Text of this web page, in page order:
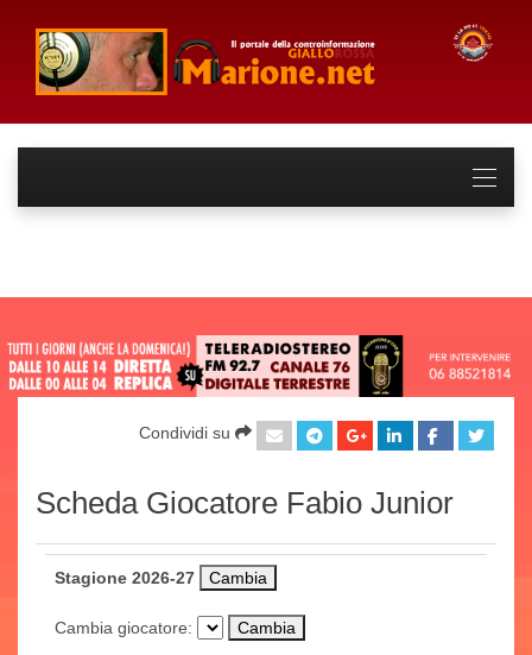
Condividi su
Scheda Giocatore Fabio Junior
Stagione 2026-27
Cambia giocatore: